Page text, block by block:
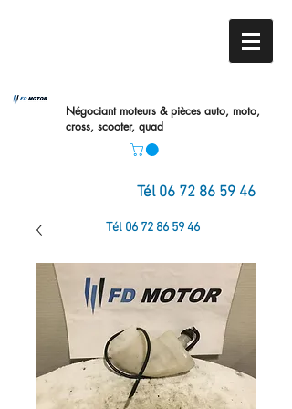
Négociant moteurs & pièces auto, moto,
cross, scooter, quad
Tél 06 72 86 59 46
Tél 06 72 86 59 46